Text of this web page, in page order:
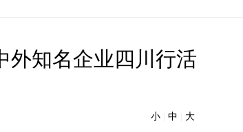
外知名企业四川行活
小 中 大